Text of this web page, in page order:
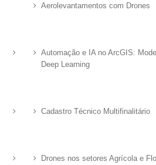
Aerolevantamentos com Drones
Automação e IA no ArcGIS:
Deep Learning
Cadastro Técnico Multifinalitário
Drones nos setores Agrícola e